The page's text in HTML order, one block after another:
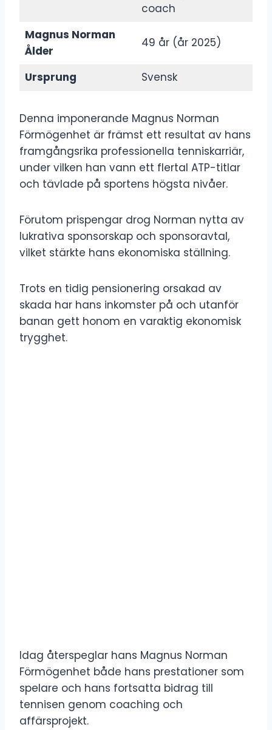
coach
Magnus Norman
Ålder
49 år (år 2025)
Ursprung Svensk
Denna imponerande Magnus Norman
Förmögenhet är främst ett resultat av hans
framgångsrika professionella tenniskarriär,
under vilken han vann ett flertal ATP-titlar
och tävlade på sportens högsta nivåer.
Förutom prispengar drog Norman nytta av
lukrativa sponsorskap och sponsoravtal,
vilket stärkte hans ekonomiska ställning.
Trots en tidig pensionering orsakad av
skada har hans inkomster på och utanför
banan gett honom en varaktig ekonomisk
trygghet.
Idag återspeglar hans Magnus Norman
Förmögenhet både hans prestationer som
spelare och hans fortsatta bidrag till
tennisen genom coaching och
affärsprojekt.